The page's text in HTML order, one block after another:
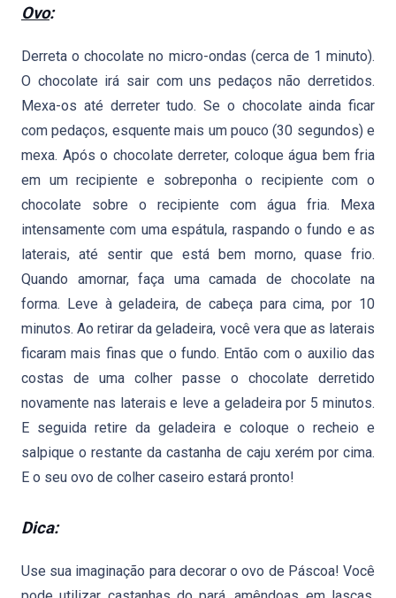
Ovo:
Derreta o chocolate no micro-ondas (cerca de 1 minuto).
O chocolate irá sair com uns pedaços não derretidos.
Mexa-os até derreter tudo. Se o chocolate ainda ficar
com pedaços, esquente mais um pouco (30 segundos) e
mexa. Após o chocolate derreter, coloque água bem fria
em um recipiente e sobreponha o recipiente com o
chocolate sobre o recipiente com água fria. Mexa
intensamente com uma espátula, raspando o fundo e as
laterais, até sentir que está bem morno, quase frio.
Quando amornar, faça uma camada de chocolate na
forma. Leve à geladeira, de cabeça para cima, por 10
minutos. Ao retirar da geladeira, você vera que as laterais
ficaram mais finas que o fundo. Então com o auxilio das
costas de uma colher passe o chocolate derretido
novamente nas laterais e leve a geladeira por 5 minutos.
E seguida retire da geladeira e coloque o recheio e
salpique o restante da castanha de caju xerém por cima.
E o seu ovo de colher caseiro estará pronto!
Dica:
Use sua imaginação para decorar o ovo de Páscoa! Você